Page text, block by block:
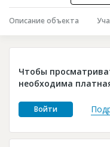
Инвестпроекты
Глоссарий
Платные услуги
Пресс-релизы
Описание объекта
Чтобы
необходима
Войти